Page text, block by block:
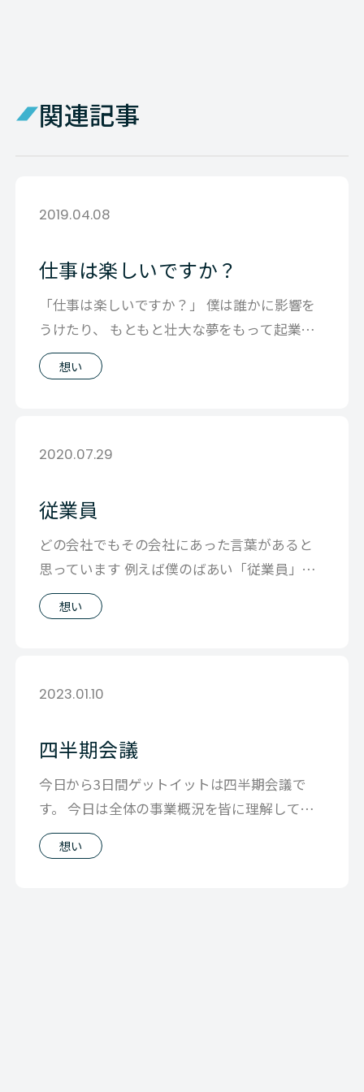
関連記事
2019.04.08
仕事は楽しいですか？
「仕事は楽しいですか？」 僕は誰かに影響を
うけたり、 もともと壮大な夢をもって起業し
たタイプではなく 楽しくってしょうが
想い
2020.07.29
従業員
どの会社でもその会社にあった言葉があると
思っています 例えば僕のばあい「従業員」と
いう言葉からうける印象があまり好きでは
想い
2023.01.10
四半期会議
今日から3日間ゲットイットは四半期会議で
す。 今日は全体の事業概況を皆に理解しても
らい足元の状態を把握しつつ、 4月から
想い